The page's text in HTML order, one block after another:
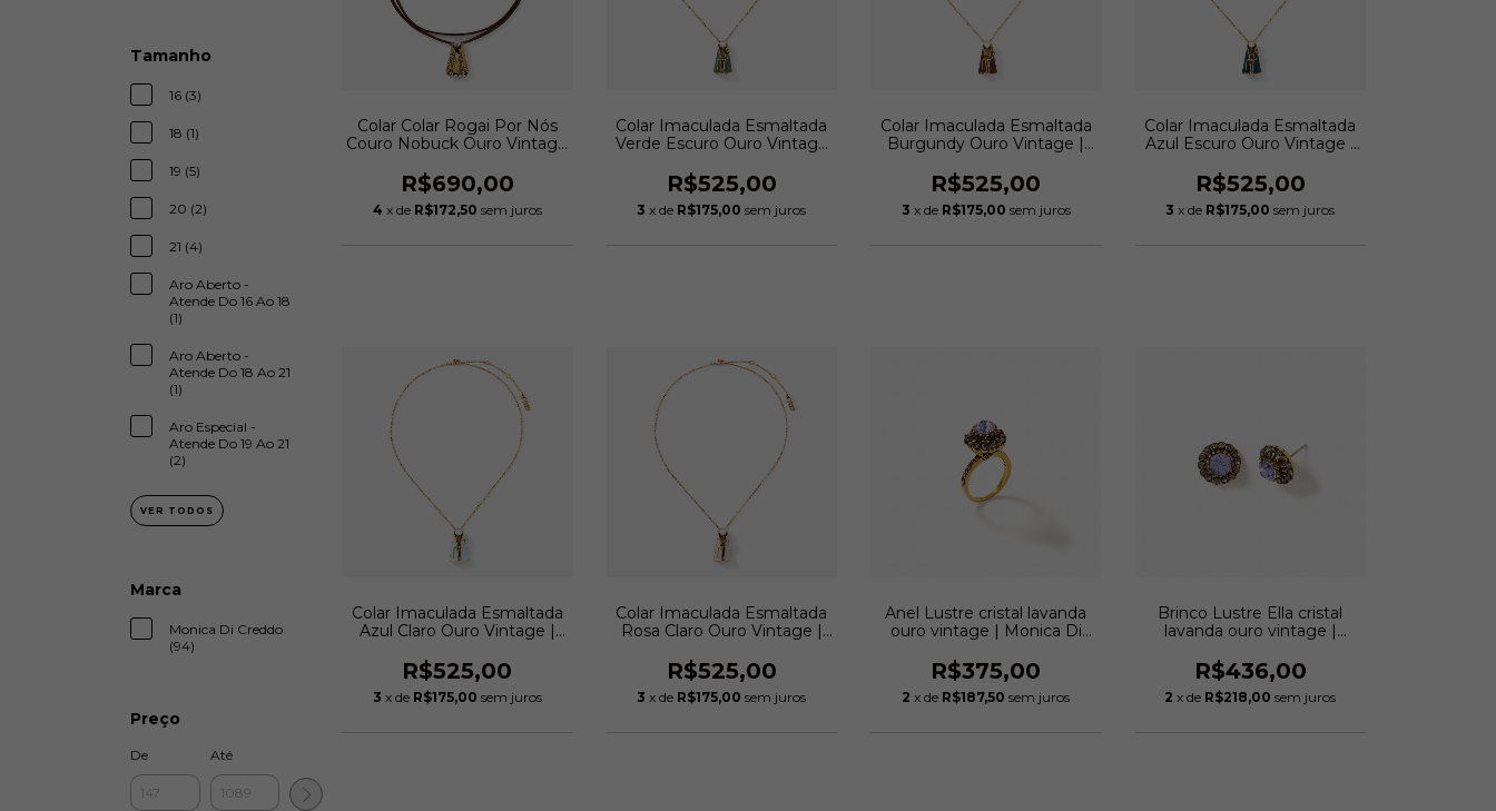
Tamanho
16 (3)
18 (1)
19 (5)
20 (2)
21 (4)
Aro Aberto -
Atende Do 16 Ao 18
(1)
Aro Aberto -
Atende Do 18 Ao 21
(1)
Aro Especial -
Atende Do 19 Ao 21
(2)
VER TODOS
Marca
Monica Di Creddo
(94)
Preço
De Até
Colar Colar Rogai Por Nós
Couro Nobuck Ouro Vintage
R$690,00
4 x de R$172,50 sem juros
Colar Imaculada Esmaltada
Verde Escuro Ouro Vintage
R$525,00
3 x de R$175,00 sem juros
Colar Imaculada Esmaltada
Burgundy Ouro Vintage |
R$525,00
3 x de R$175,00 sem juros
Colar Imaculada Esmaltada
Azul Escuro Ouro Vintage |
R$525,00
3 x de R$175,00 sem juros
Colar Imaculada Esmaltada
Azul Claro Ouro Vintage |
R$525,00
3 x de R$175,00 sem juros
Colar Imaculada Esmaltada
Rosa Claro Ouro Vintage |
R$525,00
3 x de R$175,00 sem juros
Anel Lustre cristal lavanda
ouro vintage | Monica Di
R$375,00
2 x de R$187,50 sem juros
Brinco Lustre Ella cristal
lavanda ouro vintage |
R$436,00
2 x de R$218,00 sem juros